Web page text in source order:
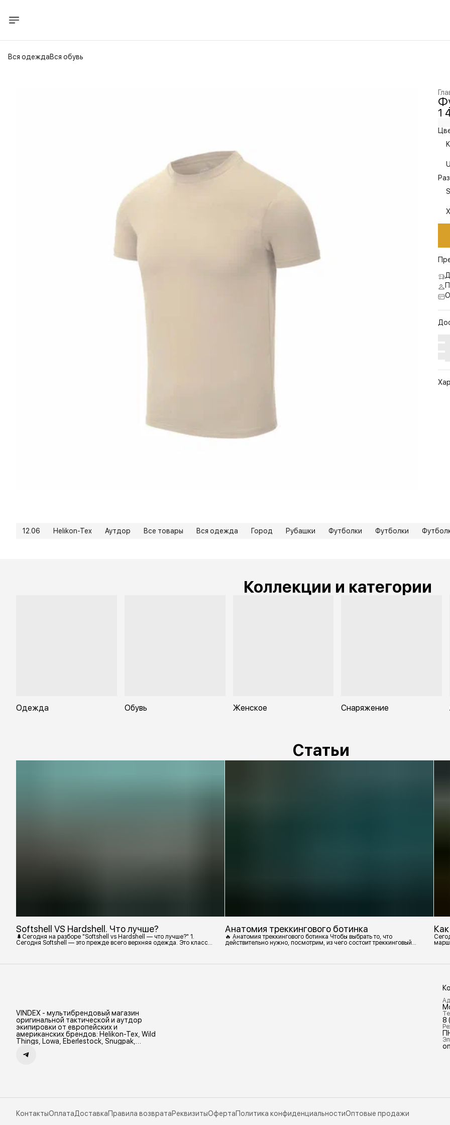
Вся одеждаВся обувь
1
12.06 Helikon-Tex Аутдор Все товары Вся одежда Город Рубашки Футболки Футболки
Коллекции и категории
Одежда Обувь Женское Снаряжение
Статьи
Softshell VS Hardshell. Что лучше?
🌲Сегодня на разборе "Softshell vs Hardshell — что лучше?" 1.
Сегодня Softshell — это прежде всего верхняя одежда. Это класс
Анатомия треккингового ботинка
🔥 Анатомия треккингового ботинка Чтобы выбрать то, что
действительно нужно, посмотрим, из чего состоит треккинговый
VINDEX - мультибрендовый магазин
оригинальной тактической и аутдор
экипировки от европейских и
американских брендов: Helikon-Tex, Wild
Things, Lowa, Eberlestock, Snugpak,
8
КонтактыОплатаДоставкаПравила возвратаРеквизитыОфертаПолитика конфиденциальностиОптовые продажи